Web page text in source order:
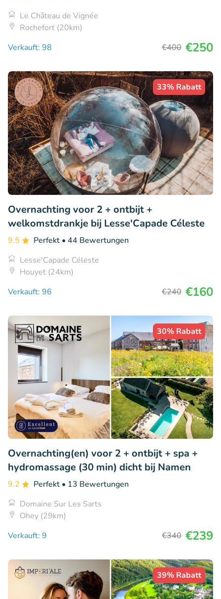
Le Château de Vignée
Rochefort (20km)
Verkauft: 98
€400 €250
33% Rabatt
Overnachting voor 2 + ontbijt +
welkomstdrankje bij Lesse'Capade Céleste
9.5 Perfekt • 44 Bewertungen
Lesse'Capade Céleste
Houyet (24km)
Verkauft: 96
€240 €160
30% Rabatt
Overnachting(en) voor 2 + ontbijt + spa +
hydromassage (30 min) dicht bij Namen
9.2 Perfekt • 13 Bewertungen
Domaine Sur Les Sarts
Ohey (29km)
Verkauft: 9
€340 €239
39% Rabatt